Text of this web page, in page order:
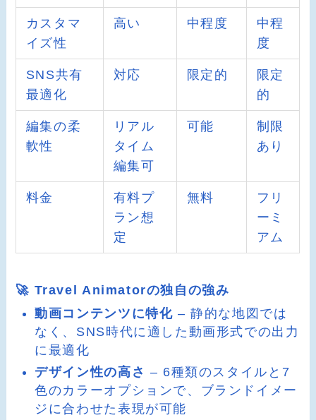
カスタマ
イズ性
高い 中程度
中程
度
SNS共有
最適化
対応 限定的
限定
的
編集の柔
軟性
リアル
タイム
編集可
可能
制限
あり
料金
有料プ
ラン想
定
無料
フリ
ーミ
アム
🚀 Travel Animatorの独自の強み
動画コンテンツに特化 – 静的な地図では
なく、SNS時代に適した動画形式での出力
に最適化
デザイン性の高さ – 6種類のスタイルと7
色のカラーオプションで、ブランドイメー
ジに合わせた表現が可能